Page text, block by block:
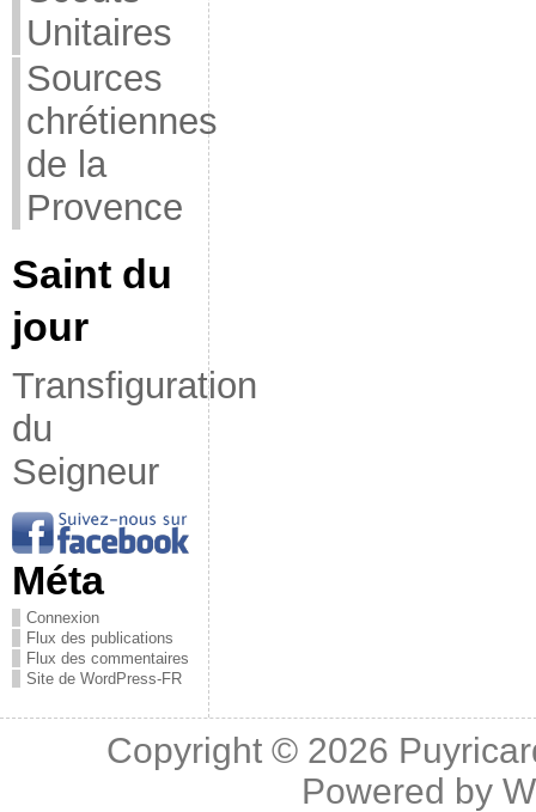
Unitaires
Sources
chrétiennes
de la
Provence
Saint du
jour
Transfiguration
du
Seigneur
Méta
Connexion
Flux des publications
Flux des commentaires
Site de WordPress-FR
Copyright © 2026
Powered by